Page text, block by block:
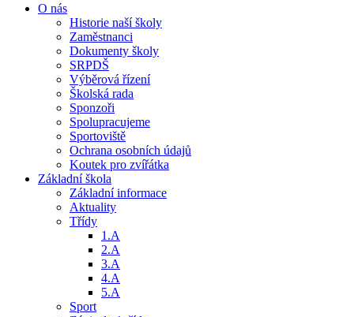
O nás
Historie naší školy
Zaměstnanci
Dokumenty školy
SRPDŠ
Výběrová řízení
Školská rada
Sponzoři
Spolupracujeme
Sportoviště
Ochrana osobních údajů
Koutek pro zvířátka
Základní škola
Základní informace
Aktuality
Třídy
1.A
2.A
3.A
4.A
5.A
Sport